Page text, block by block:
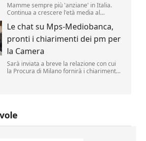
Mamme sempre più 'anziane' in Italia.
Continua a crescere l'età media al
per le italiane nel 2025 (era 33,3 nel
2024) e 31,4 anni per le cittadine
straniere.
Le chat su Mps-Mediobanca,
pronti i chiarimenti dei pm per
la Camera
Sarà inviata a breve la relazione con cui
la Procura di Milano fornirà i chiarimenti